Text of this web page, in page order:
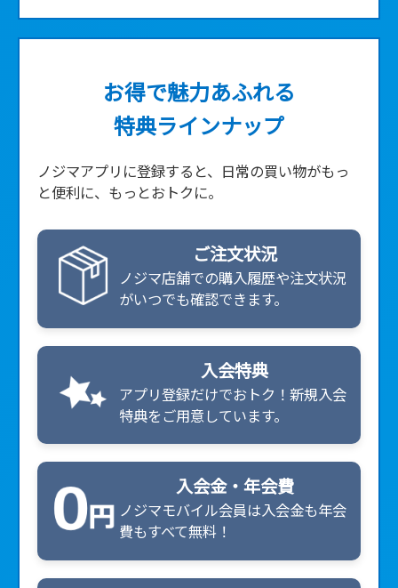
お得で魅力あふれる
特典ラインナップ
ノジマアプリに登録すると、日常の買い物がもっ
と便利に、もっとおトクに。
ご注文状況
ノジマ店舗での購入履歴や注文状況
がいつでも確認できます。
入会特典
アプリ登録だけでおトク！新規入会
特典をご用意しています。
入会金・年会費
ノジマモバイル会員は入会金も年会
費もすべて無料！
★